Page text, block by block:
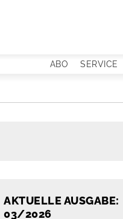
ABO SERVICE
AKTUELLE AUSGABE:
03/2026